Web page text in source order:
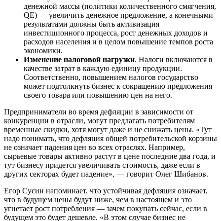
денежной массы (политики количественного смягчения,
QE) — увеличить денежное предложение, а конечными
результатами должны быть активизация
инвестиционного процесса, рост денежных доходов и
расходов населения и в целом повышение темпов роста
экономики.
Изменение налоговой нагрузки. Налоги включаются в
качестве затрат в каждую единицу продукции.
Соответственно, повышением налогов государство
может подтолкнуть бизнес к сокращению предложения
своего товара или повышению цен на него.
Предприниматели во время дефляции в зависимости от
конкуренции в отрасли, могут предлагать потребителям
временные скидки, хотя могут даже и не снижать цены. «Тут
надо понимать, что дефляция общей потребительской корзины
не означает падения цен во всех отраслях. Например,
сырьевые товары активно растут в цене последние два года, и
тут бизнесу придется увеличивать стоимость, даже если в
других секторах будет падение», — говорит Олег Шибанов.
Егор Сусин напоминает, что устойчивая дефляция означает,
что в будущем цены будут ниже, чем в настоящем и это
угнетает рост потребления — зачем покупать сейчас, если в
будущем это будет дешевле. «В этом случае бизнес не